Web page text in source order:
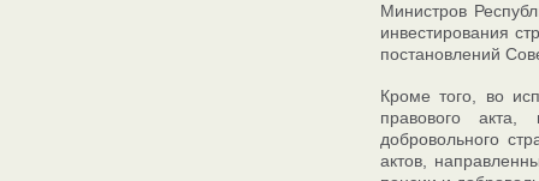
Министров
инвестирования
постановлений
Кроме того, во
правового акта,
добровольного
актов,